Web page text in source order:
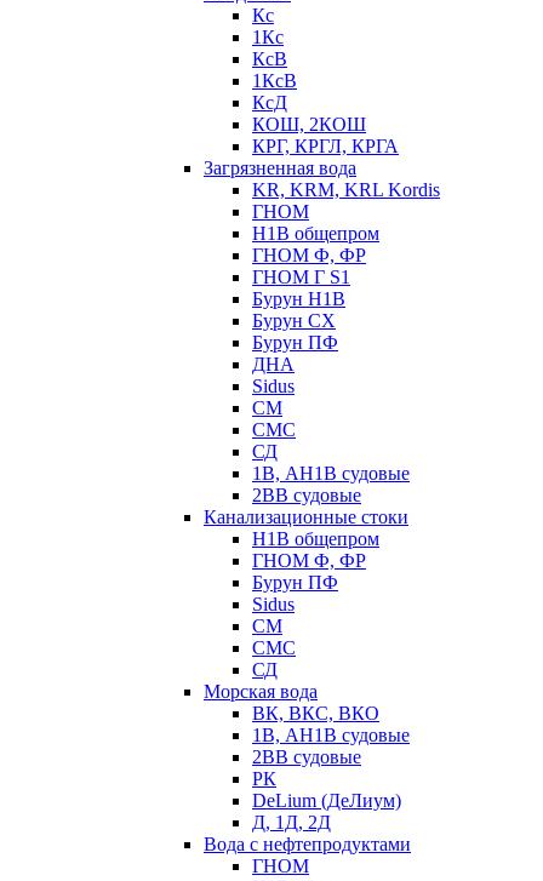
Кс
1Кс
КсВ
1КсВ
КсД
КОШ, 2КОШ
КРГ, КРГЛ, КРГА
Загрязненная вода
KR, KRM, KRL Kordis
ГНОМ
Н1В общепром
ГНОМ Ф, ФР
ГНОМ Г S1
Бурун Н1В
Бурун СХ
Бурун ПФ
ДНА
Sidus
СМ
СМС
СД
1В, АН1В судовые
2ВВ судовые
Канализационные стоки
Н1В общепром
ГНОМ Ф, ФР
Бурун ПФ
Sidus
СМ
СМС
СД
Морская вода
ВК, ВКС, ВКО
1В, АН1В судовые
2ВВ судовые
РК
DeLium (ДеЛиум)
Д, 1Д, 2Д
Вода с нефтепродуктами
ГНОМ